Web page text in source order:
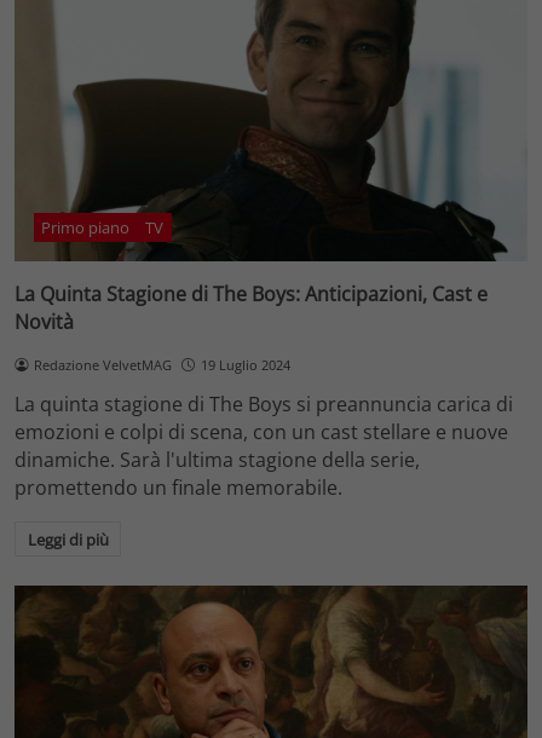
Primo piano TV
La Quinta Stagione di The Boys: Anticipazioni, Cast e
Novità
Redazione VelvetMAG 19 Luglio 2024
La quinta stagione di The Boys si preannuncia carica di
emozioni e colpi di scena, con un cast stellare e nuove
dinamiche. Sarà l'ultima stagione della serie,
promettendo un finale memorabile.
Leggi di più